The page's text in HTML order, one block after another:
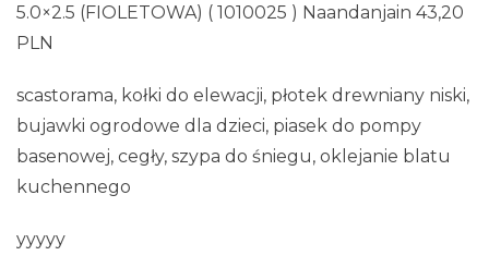
5.0×2.5 (FIOLETOWA) ( 1010025 ) Naandanjain 43,20
PLN
scastorama, kołki do elewacji, płotek drewniany niski,
bujawki ogrodowe dla dzieci, piasek do pompy
basenowej, cegły, szypa do śniegu, oklejanie blatu
kuchennego
yyyyy